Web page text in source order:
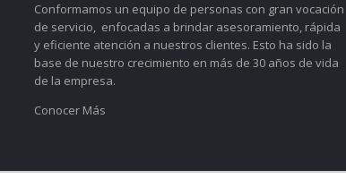
Conformamos un equipo de personas con gran vocación
de servicio, enfocadas a brindar asesoramiento, rápida
y eficiente atención a nuestros clientes. Esto ha sido la
base de nuestro crecimiento en más de 30 años de vida
de la empresa.
Conocer Más